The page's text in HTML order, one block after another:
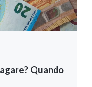
Quando